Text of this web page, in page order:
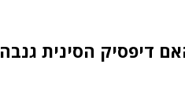
דיפסיק הסינית גנבה